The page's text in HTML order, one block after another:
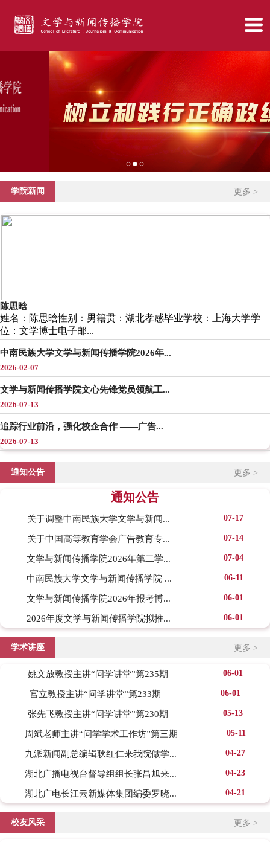
学院新闻 更多 >
陈思晗
姓名：陈思晗性别：男籍贯：湖北孝感毕业学校：上海大学学
位：文学博士电子邮...
中南民族大学文学与新闻传播学院2026年...
2026-02-07
文学与新闻传播学院文心先锋党员领航工...
2026-07-13
​追踪行业前沿，强化校企合作 ——广告...
2026-07-13
通知公告 更多 >
通知公告
关于调整中南民族大学文学与新闻... 07-17
关于中国高等教育学会广告教育专... 07-14
文学与新闻传播学院2026年第二学... 07-04
中南民族大学文学与新闻传播学院 ... 06-11
文学与新闻传播学院2026年报考博... 06-01
2026年度文学与新闻传播学院拟推... 06-01
学术讲座 更多 >
姚文放教授主讲“问学讲堂”第235期 06-01
宫立教授主讲“问学讲堂”第233期 06-01
张先飞教授主讲“问学讲堂”第230期 05-13
周斌老师主讲“问学学术工作坊”第三期 05-11
九派新闻副总编辑耿红仁来我院做学... 04-27
湖北广播电视台督导组组长张昌旭来... 04-23
湖北广电长江云新媒体集团编委罗晓... 04-21
校友风采 更多 >